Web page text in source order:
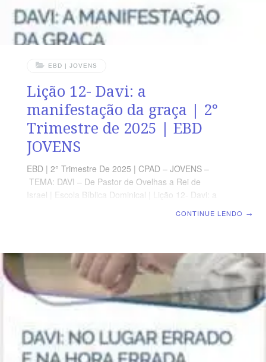
EBD | JOVENS
Lição 12- Davi: a
manifestação da graça | 2°
Trimestre de 2025 | EBD
JOVENS
EBD | 2° Trimestre De 2025 | CPAD – JOVENS –
TEMA: DAVI – De Pastor de Ovelhas a Rei de
Israel | Escola Bíblica Dominical | Lição 12- Davi: a
(Hb 4 .16) RESUMO DA LIÇÃO Na vida de Davi
encontramos um contraste entre a bondade para com
Mefibosete e a maldade para com Urias, além de
elementos que nos permitem refletir acerca da graça de
CONTINUE LENDO →